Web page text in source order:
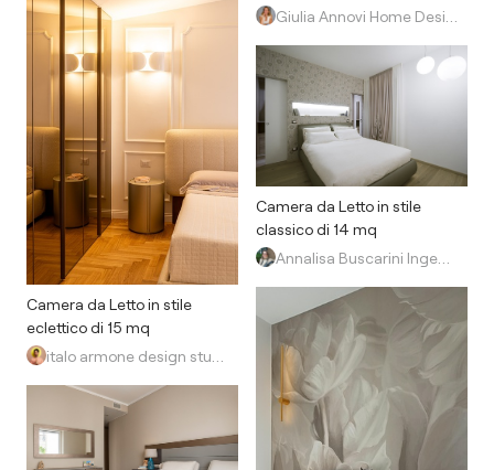
Camera da Letto in stile
eclettico di 15 mq
Camera da Letto in stile
classico di 14 mq